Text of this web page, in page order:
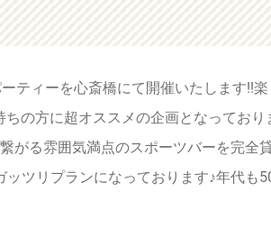
ティーを心斎橋にて開催いたします!!
の方に超オススメの企画となってお
がる雰囲気満点のスポーツバーを完
ツリプランになっております♪年代